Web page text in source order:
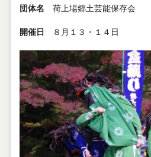
団体名 荷上場郷土芸能保存会
開催日 ８月１３・１４日